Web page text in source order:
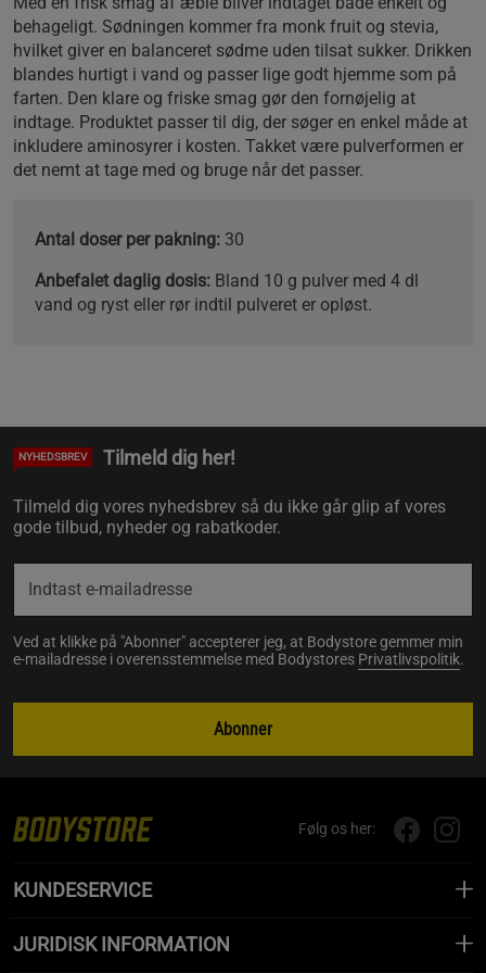
behageligt. Sødningen kommer fra monk fruit og stevia,
hvilket giver en balanceret sødme uden tilsat sukker. Drikken
blandes hurtigt i vand og passer lige godt hjemme som på
farten. Den klare og friske smag gør den fornøjelig at
indtage. Produktet passer til dig, der søger en enkel måde at
inkludere aminosyrer i kosten. Takket være pulverformen er
det nemt at tage med og bruge når det passer.
Antal doser per pakning: 30
Anbefalet daglig dosis: Bland 10 g pulver med 4 dl
vand og ryst eller rør indtil pulveret er opløst.
NYHEDSBREV Tilmeld dig her!
Tilmeld dig vores nyhedsbrev så du ikke går glip af vores
gode tilbud, nyheder og rabatkoder.
Ved at klikke på "Abonner" accepterer jeg, at Bodystore gemmer min
e-mailadresse i overensstemmelse med Bodystores Privatlivspolitik.
Abonner
Følg os her:
KUNDESERVICE
JURIDISK INFORMATION